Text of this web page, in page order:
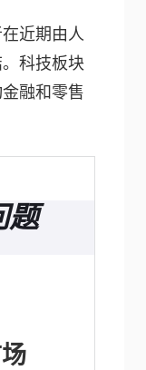
近期由人
科技板块
融和零售
题